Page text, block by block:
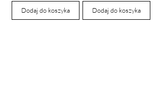
Dodaj do koszyka Dodaj do koszyka